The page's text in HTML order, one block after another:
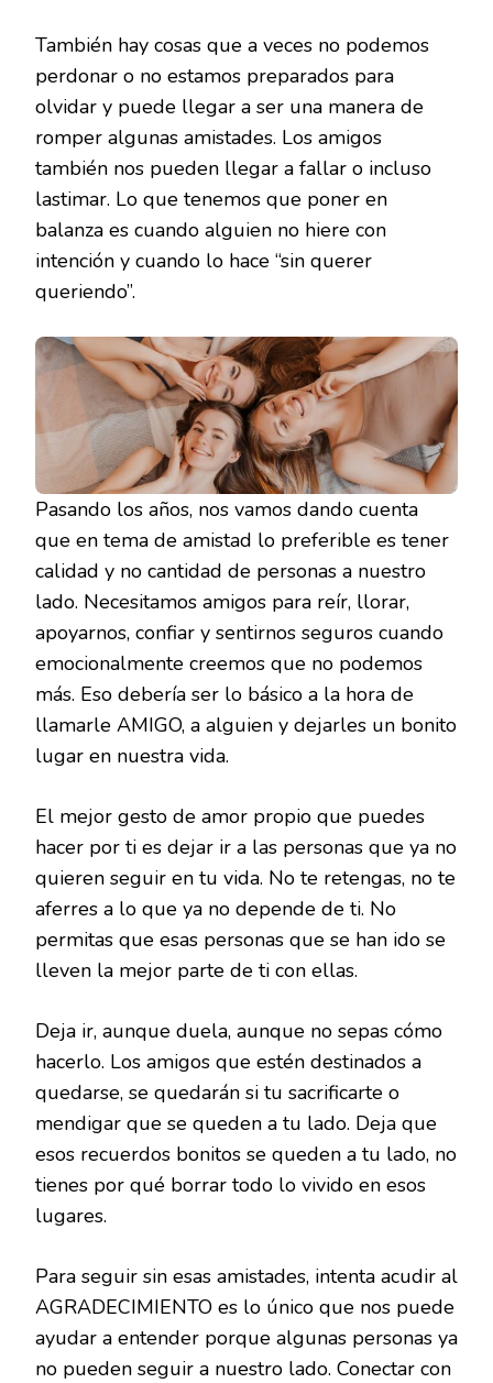
También hay cosas que a veces no podemos
perdonar o no estamos preparados para
olvidar y puede llegar a ser una manera de
romper algunas amistades. Los amigos
también nos pueden llegar a fallar o incluso
lastimar. Lo que tenemos que poner en
balanza es cuando alguien no hiere con
intención y cuando lo hace “sin querer
queriendo”.
Pasando los años, nos vamos dando cuenta
que en tema de amistad lo preferible es tener
calidad y no cantidad de personas a nuestro
lado. Necesitamos amigos para reír, llorar,
apoyarnos, confiar y sentirnos seguros cuando
emocionalmente creemos que no podemos
más. Eso debería ser lo básico a la hora de
llamarle AMIGO, a alguien y dejarles un bonito
lugar en nuestra vida.
El mejor gesto de amor propio que puedes
hacer por ti es dejar ir a las personas que ya no
quieren seguir en tu vida. No te retengas, no te
aferres a lo que ya no depende de ti. No
permitas que esas personas que se han ido se
lleven la mejor parte de ti con ellas.
Deja ir, aunque duela, aunque no sepas cómo
hacerlo. Los amigos que estén destinados a
quedarse, se quedarán si tu sacrificarte o
mendigar que se queden a tu lado. Deja que
esos recuerdos bonitos se queden a tu lado, no
tienes por qué borrar todo lo vivido en esos
lugares.
Para seguir sin esas amistades, intenta acudir al
AGRADECIMIENTO es lo único que nos puede
ayudar a entender porque algunas personas ya
no pueden seguir a nuestro lado. Conectar con